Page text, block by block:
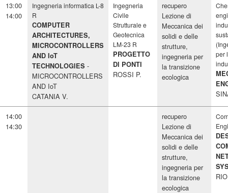
13:00
14:00
Ingegneria informatica L-8
R
COMPUTER
ARCHITECTURES,
MICROCONTROLLERS
AND IoT
TECHNOLOGIES
MICROCONTROLLERS
AND IoT
CATANIA V.
Ingegneria
Civile
Strutturale e
Geotecnica
LM-23 R
PROGETTO
DI PONTI
ROSSI P.
recupero
Lezione di
Meccanica dei
solidi e delle
strutture,
ingegneria per
la transizione
ecologica
per
14:00
14:30
recupero
Lezione di
Meccanica dei
solidi e delle
strutture,
ingegneria per
la transizione
ecologica